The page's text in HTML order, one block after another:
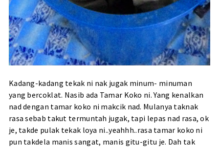
Kadang-kadang tekak ni nak jugak minum- minuman
yang bercoklat. Nasib ada Tamar Koko ni. Yang kenalkan
nad dengan tamar koko ni makcik nad. Mulanya taknak
rasa sebab takut termuntah jugak, tapi lepas nad rasa, ok
je, takde pulak tekak loya ni..yeahhh..rasa tamar koko ni
pun takdela manis sangat, manis gitu-gitu je. Dah tak